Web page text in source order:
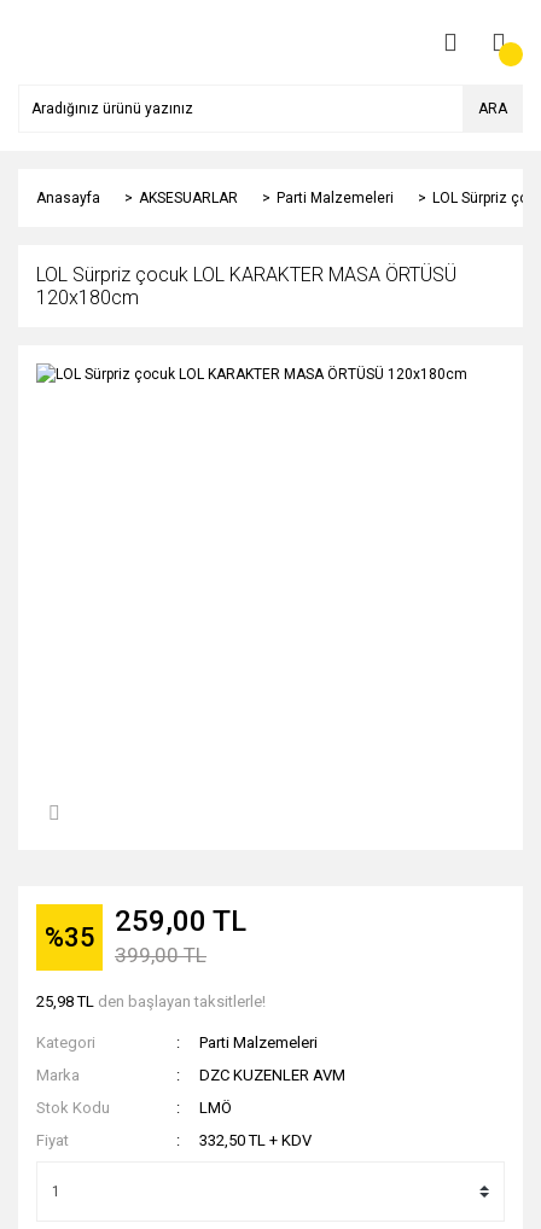
ARA
Anasayfa AKSESUARLAR Parti Malzemeleri LOL Sürpriz
LOL Sürpriz çocuk LOL KARAKTER MASA ÖRTÜSÜ
120x180cm
%35 259,00 TL
399,00 TL
25,98 TL den başlayan taksitlerle!
Kategori
Parti Malzemeleri
Marka
DZC KUZENLER AVM
Stok Kodu
LMÖ
Fiyat
332,50 TL + KDV